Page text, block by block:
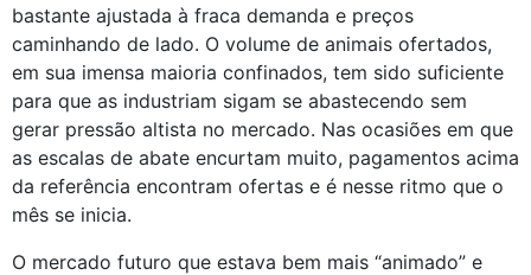
bastante ajustada à fraca demanda e preços
caminhando de lado. O volume de animais ofertados,
em sua imensa maioria confinados, tem sido suficiente
para que as industriam sigam se abastecendo sem
gerar pressão altista no mercado. Nas ocasiões em que
as escalas de abate encurtam muito, pagamentos acima
da referência encontram ofertas e é nesse ritmo que o
mês se inicia.
O mercado futuro que estava bem mais “animado” e